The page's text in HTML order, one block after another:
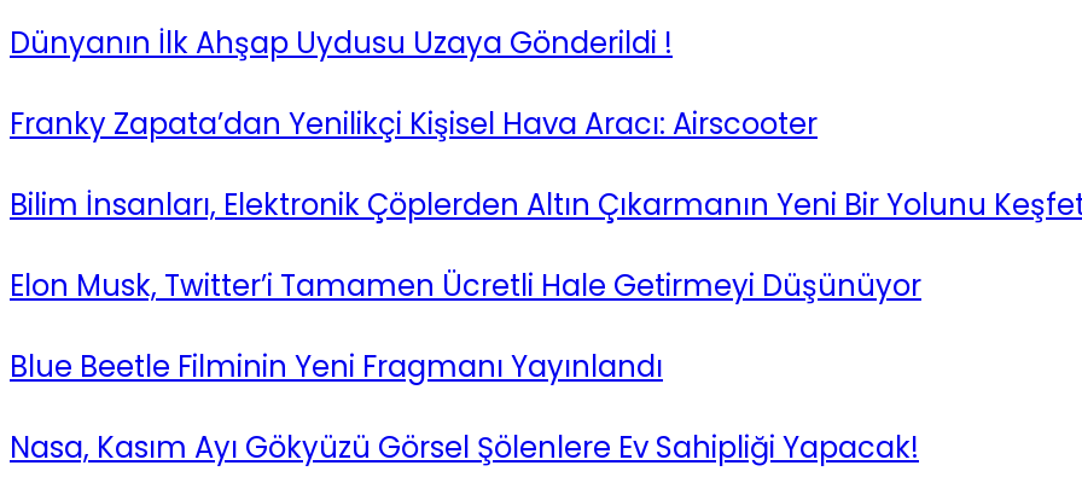
Dünyanın İlk Ahşap Uydusu Uzaya Gönderildi !
Franky Zapata’dan Yenilikçi Kişisel Hava Aracı: Airscooter
Bilim İnsanları, Elektronik Çöplerden Altın Çıkarmanın Yeni Bir Yolunu
Elon Musk, Twitter’i Tamamen Ücretli Hale Getirmeyi Düşünüyor
Blue Beetle Filminin Yeni Fragmanı Yayınlandı
Nasa, Kasım Ayı Gökyüzü Görsel Şölenlere Ev Sahipliği Yapacak!